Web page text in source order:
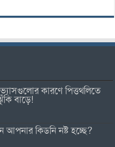
কারণে পিত্তথলিতে
বাড়ে!
আপনার কিডনি নষ্ট হচ্ছে?